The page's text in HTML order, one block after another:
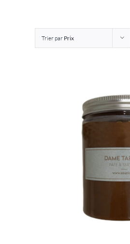
Trier par Prix